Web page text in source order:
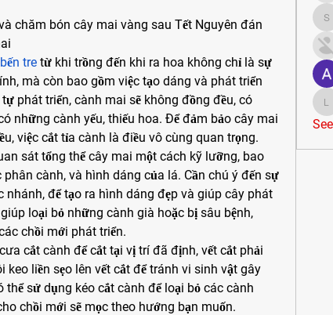
chăm bón cây mai vàng sau Tết Nguyên đán
tre từ khi trồng đến khi ra hoa không chỉ là sự
mà còn bao gồm việc tạo dáng và phát triển
phát triển, cành mai sẽ không đồng đều, có
những cành yếu, thiếu hoa. Để đảm bảo cây mai
việc cắt tỉa cành là điều vô cùng quan trọng.
sát tổng thể cây mai một cách kỹ lưỡng, bao
cành, và hình dáng của lá. Cần chú ý đến sự
để tạo ra hình dáng đẹp và giúp cây phát
loại bỏ những cành già hoặc bị sâu bệnh,
chồi mới phát triển.
cắt cành để cắt tại vị trí đã định, vết cắt phải
keo liền sẹo lên vết cắt để tránh vi sinh vật gây
thể sử dụng kéo cắt cành để loại bỏ các cành
chồi mới sẽ mọc theo hướng bạn muốn.